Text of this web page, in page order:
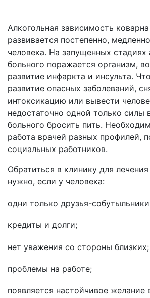
Алкогольная зависимость
развивается постепенно,
человека. На запущенных стадиях
больного поражается организм,
развитие инфаркта и инсульта.
развитие опасных заболеваний,
интоксикацию или вывести
недостаточно одной только силы
больного бросить пить.
работа врачей разных профилей,
социальных работников.
Обратиться в клинику для
нужно, если у человека:
одни только друзья-
кредиты и долги;
нет уважения со стороны близких;
проблемы на работе;
появляется настойчивое желание